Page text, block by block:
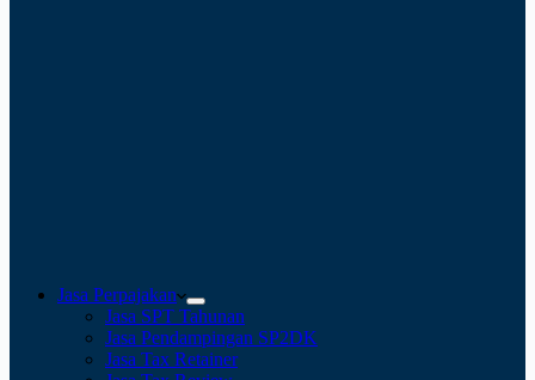
Jasa Perpajakan
Jasa SPT Tahunan
Jasa Pendampingan SP2DK
Jasa Tax Retainer